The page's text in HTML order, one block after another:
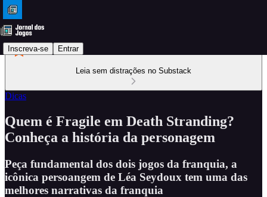
Inscreva-se Entrar
Leia sem distrações no Substack
Dicas
Quem é Fragile em Death Stranding?
Conheça a história da personagem
Peça fundamental dos dois jogos da franquia, a
icônica persoangem de Léa Seydoux tem uma das
melhores narrativas da franquia